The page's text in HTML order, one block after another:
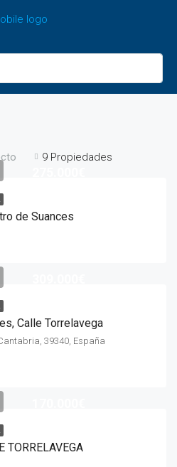
9 Propiedades
de Suances
Calle Torrelavega
39340, España
TORRELAVEGA